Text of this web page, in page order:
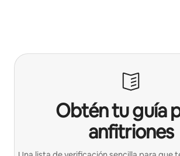
Obtén tu guía
anfitriones